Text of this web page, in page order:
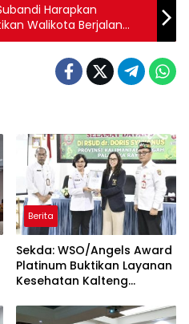
Harapkan
Walikota Berjalan
Berita
Sekda: WSO/Angels Award
Platinum Buktikan Layanan
Kesehatan Kalteng